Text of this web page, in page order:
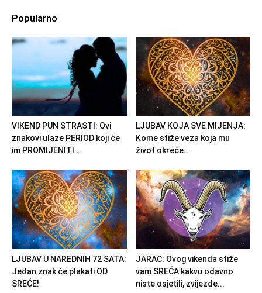
Popularno
VIKEND PUN STRASTI: Ovi
znakovi ulaze PERIOD koji će
im PROMIJENITI...
LJUBAV KOJA SVE MIJENJA:
Kome stiže veza koja mu
život okreće...
LJUBAV U NAREDNIH 72 SATA:
Jedan znak će plakati OD
SREĆE!
JARAC: Ovog vikenda stiže
vam SREĆA kakvu odavno
niste osjetili, zvijezde...